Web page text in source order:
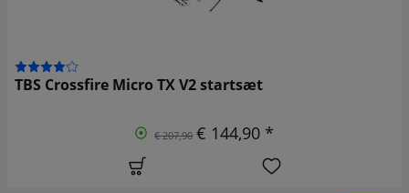
TBS Crossfire Micro TX V2 startsæt
€ 207,90 € 144,90 *